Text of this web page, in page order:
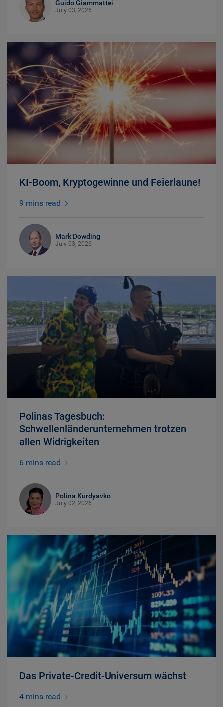
Guido Giammattei
July 03, 2026
KI-Boom, Kryptogewinne und Feierlaune!
9 mins read
Mark Dowding
July 03, 2026
Polinas Tagesbuch:
Schwellenländerunternehmen trotzen
allen Widrigkeiten
6 mins read
Polina Kurdyavko
July 02, 2026
Das Private-Credit-Universum wächst
4 mins read